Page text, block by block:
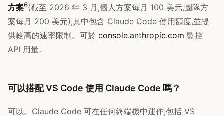
方案6(截至 2026 年 3 月,個人方案每月 100 美元,團隊方
案每月 200 美元),其中包含 Claude Code 使用額度,並提
供較高的速率限制。可於 console.anthropic.com 監控
API 用量。
可以搭配 VS Code 使用 Claude Code 嗎？
可以。Claude Code 可在任何終端機中運作,包括 VS